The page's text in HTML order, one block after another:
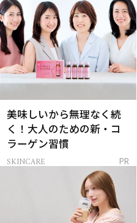
美味しいから無理なく続
く！大人のための新・コ
ラーゲン習慣
SKINCARE PR